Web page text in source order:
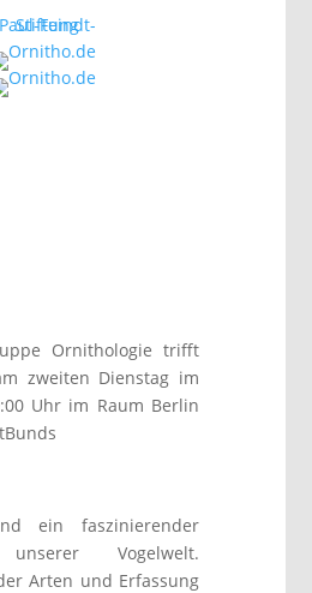
Ornithologie trifft
zweiten Dienstag im
Uhr im Raum Berlin
ein faszinierender
unserer Vogelwelt.
Arten und Erfassung